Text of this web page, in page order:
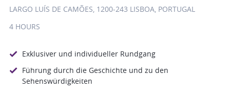
LARGO LUÍS DE CAMÕES, 1200-243 LISBOA, PORTUGAL
4 HOURS
Exklusiver und individueller Rundgang
Führung durch die Geschichte und zu den
Sehenswürdigkeiten